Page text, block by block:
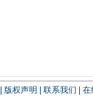
版权声明 联系我们
在